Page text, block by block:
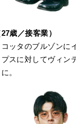
歳／接客業）
ッタのブルゾンに
スに対してヴィン
。